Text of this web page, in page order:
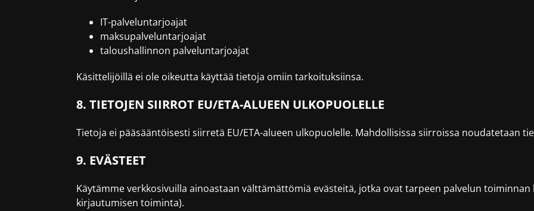
IT-palveluntarjoajat
maksupalveluntarjoajat
taloushallinnon palveluntarjoajat
Käsittelijöillä ei ole oikeutta käyttää tietoja omiin tarkoituksiinsa.
8. TIETOJEN SIIRROT EU/ETA-ALUEEN ULKOPUOLELLE
Tietoja ei pääsääntöisesti siirretä EU/ETA-alueen ulkopuolelle. Mahdollisissa siirroissa noudatetaan
9. EVÄSTEET
Käytämme verkkosivuilla ainoastaan välttämättömiä evästeitä, jotka ovat tarpeen palvelun
kirjautumisen toiminta).